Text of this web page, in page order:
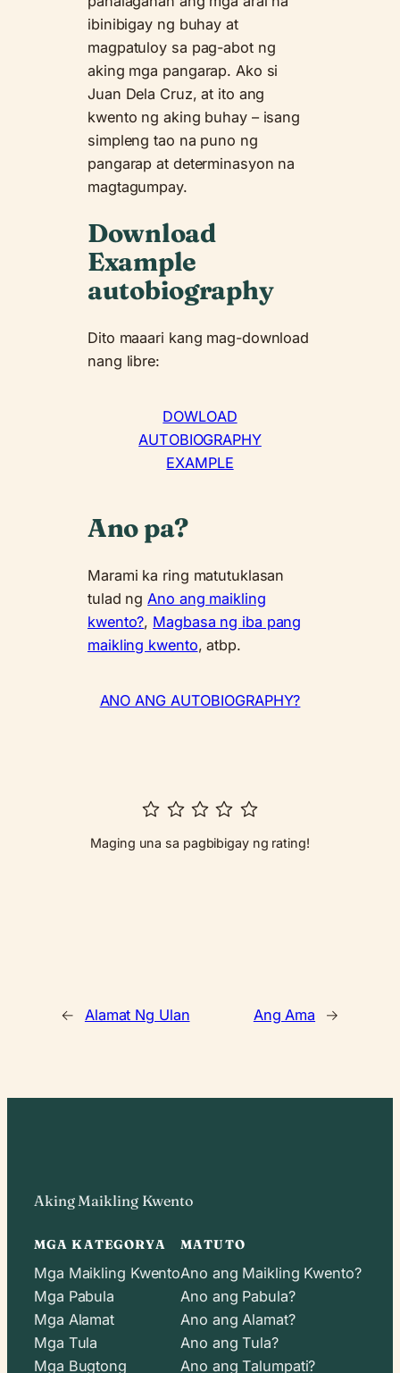
ibinibigay ng buhay at
magpatuloy sa pag-abot ng
aking mga pangarap. Ako si
Juan Dela Cruz, at ito ang
kwento ng aking buhay – isang
simpleng tao na puno ng
pangarap at determinasyon na
magtagumpay.
Download
Example
autobiography
Dito maaari kang mag-download
nang libre:
DOWLOAD
AUTOBIOGRAPHY
EXAMPLE
Ano pa?
Marami ka ring matutuklasan
tulad ng Ano ang maikling
kwento?, Magbasa ng iba pang
maikling kwento, atbp.
ANO ANG AUTOBIOGRAPHY?
Maging una sa pagbibigay ng rating!
← Alamat Ng Ulan Ang Ama →
Aking Maikling Kwento
MGA KATEGORYA
Mga Maikling Kwento
Mga Pabula
Mga Alamat
Mga Tula
Mga Bugtong
MATUTO
Ano ang Maikling Kwento?
Ano ang Pabula?
Ano ang Alamat?
Ano ang Tula?
Ano ang Talumpati?